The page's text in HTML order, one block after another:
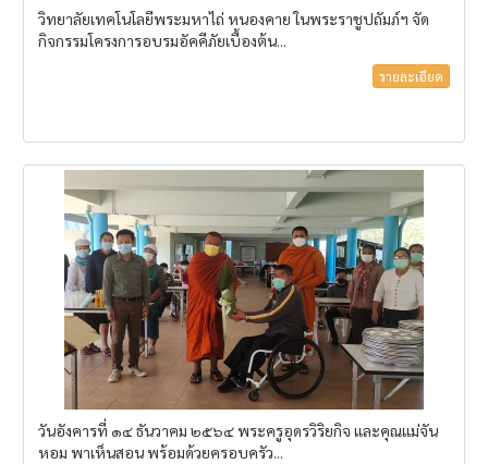
วิทยาลัยเทคโนโลยีพระมหาไถ่ หนองคาย ในพระราชูปถัมภ์ฯ จัด
กิจกรรมโครงการอบรมอัคคีภัยเบื้องต้น...
รายละเอียด
วันอังคารที่ ๑๔ ธันวาคม ๒๕๖๔ พระครูอุดรวิริยกิจ และคุณแม่จัน
หอม พาเห็นสอน พร้อมด้วยครอบครัว...